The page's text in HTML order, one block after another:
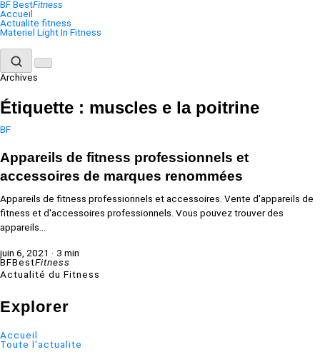
Aller
au
contenu
BFBestFitness
Accueil
Actualite fitness
Materiel Light In Fitness
Archives
Étiquette : muscles e la poitrine
BF
Appareils de fitness professionnels et
accessoires de marques renommées
Appareils de fitness professionnels et accessoires. Vente d'appareils de
fitness et d'accessoires professionnels. Vous pouvez trouver des
appareils…
juin 6, 2021 · 3 min
BFBestFitness
Actualité du Fitness
Explorer
Accueil
Toute l'actualite